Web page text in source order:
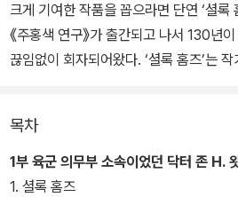
크게 기여한 작품을 꼽으라면 단연 ‘셜
《주홍색 연구》가 출간되고 나서 130년
끊임없이 회자되어왔다. ‘셜록 홈즈’는
특히 《주홍색 연구》는 ‘셜록 홈즈 시리즈
홈즈’라는 인물을 탄생시킨 장편소설이자
게 되는 기념비적 작품이다. 사건의 해결
목차
1부 육군 의무부 소속이었던 닥터 존 H.
1. 셜록 홈즈